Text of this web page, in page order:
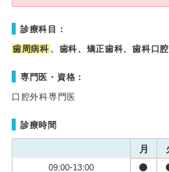
診療科目：
歯周病科 、歯科、矯正歯科、歯科口
専門医・資格：
口腔外科専門医
診療時間
月
09:00-13:00